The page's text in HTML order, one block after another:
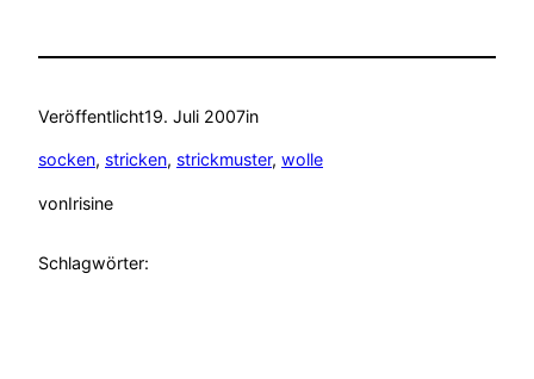
Veröffentlicht19. Juli 2007in
socken, stricken, strickmuster, wolle
vonIrisine
Schlagwörter: